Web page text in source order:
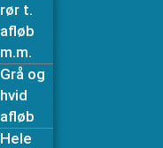
rør t.
afløb
m.m.
Grå og
hvid
afløb
Hele